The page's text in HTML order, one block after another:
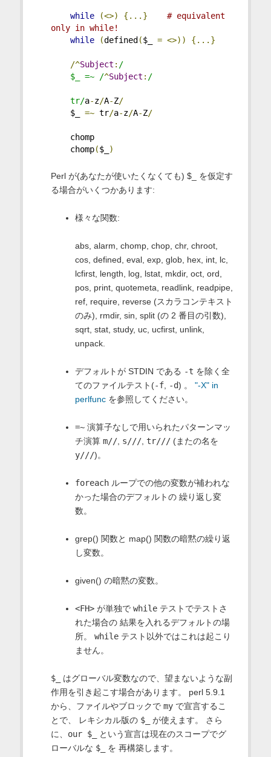
while (<>) {...}
# equivalent
only in while!
while
(defined ($_ = <>)) {...}
/^Subject : /
$_ =~ /^Subject : /
tr/a-z/A-Z/
$_ =~ tr/a-z/A-Z/
chomp
chomp($_ )
Perl が(あなたが使いたくなくても) $_ を仮定す
る場合がいくつかあります:
様々な関数:
abs, alarm, chomp, chop, chr, chroot,
cos, defined, eval, exp, glob, hex, int, lc,
lcfirst, length, log, lstat, mkdir, oct, ord,
pos, print, quotemeta, readlink, readpipe,
ref, require, reverse (スカラコンテキスト
のみ), rmdir, sin, split (の 2 番目の引数),
sqrt, stat, study, uc, ucfirst, unlink,
unpack.
デフォルトが STDIN である -t を除く全
てのファイルテスト(-f, -d) 。 "-X" in
perlfuncを参照してください。
=~演算子なしで用いられたパターンマッ
チ演算 m//, s///, tr///(またの名を
y///)。
foreachループでの他の変数が補われな
かった場合のデフォルトの 繰り返し変
数。
grep() 関数と map() 関数の暗黙の繰り返
し変数。
given() の暗黙の変数。
<FH>が単独で whileテストでテストさ
れた場合の 結果を入れるデフォルトの場
所。 whileテスト以外ではこれは起こり
ません。
$_
はグローバル変数なので、望まないような副
作用を引き起こす場合があります。 perl 5.9.1
から、ファイルやブロックで myで宣言するこ
とで、 レキシカル版の $_
が使えます。 さら
に、 our $_
という宣言は現在のスコープでグ
ローバルな $_ を 再構築します。